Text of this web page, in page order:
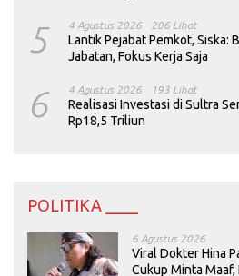
5 4 Agustus 2026 206 Lihat
Lantik Pejabat Pemkot, Siska:
Jabatan, Fokus Kerja Saja
6 4 Agustus 2026 193 Lihat
Realisasi Investasi di Sultra
Rp18,5 Triliun
POLITIKA ____
6 Agustus 2026
Viral Dokter Hina
Cukup Minta Maaf,